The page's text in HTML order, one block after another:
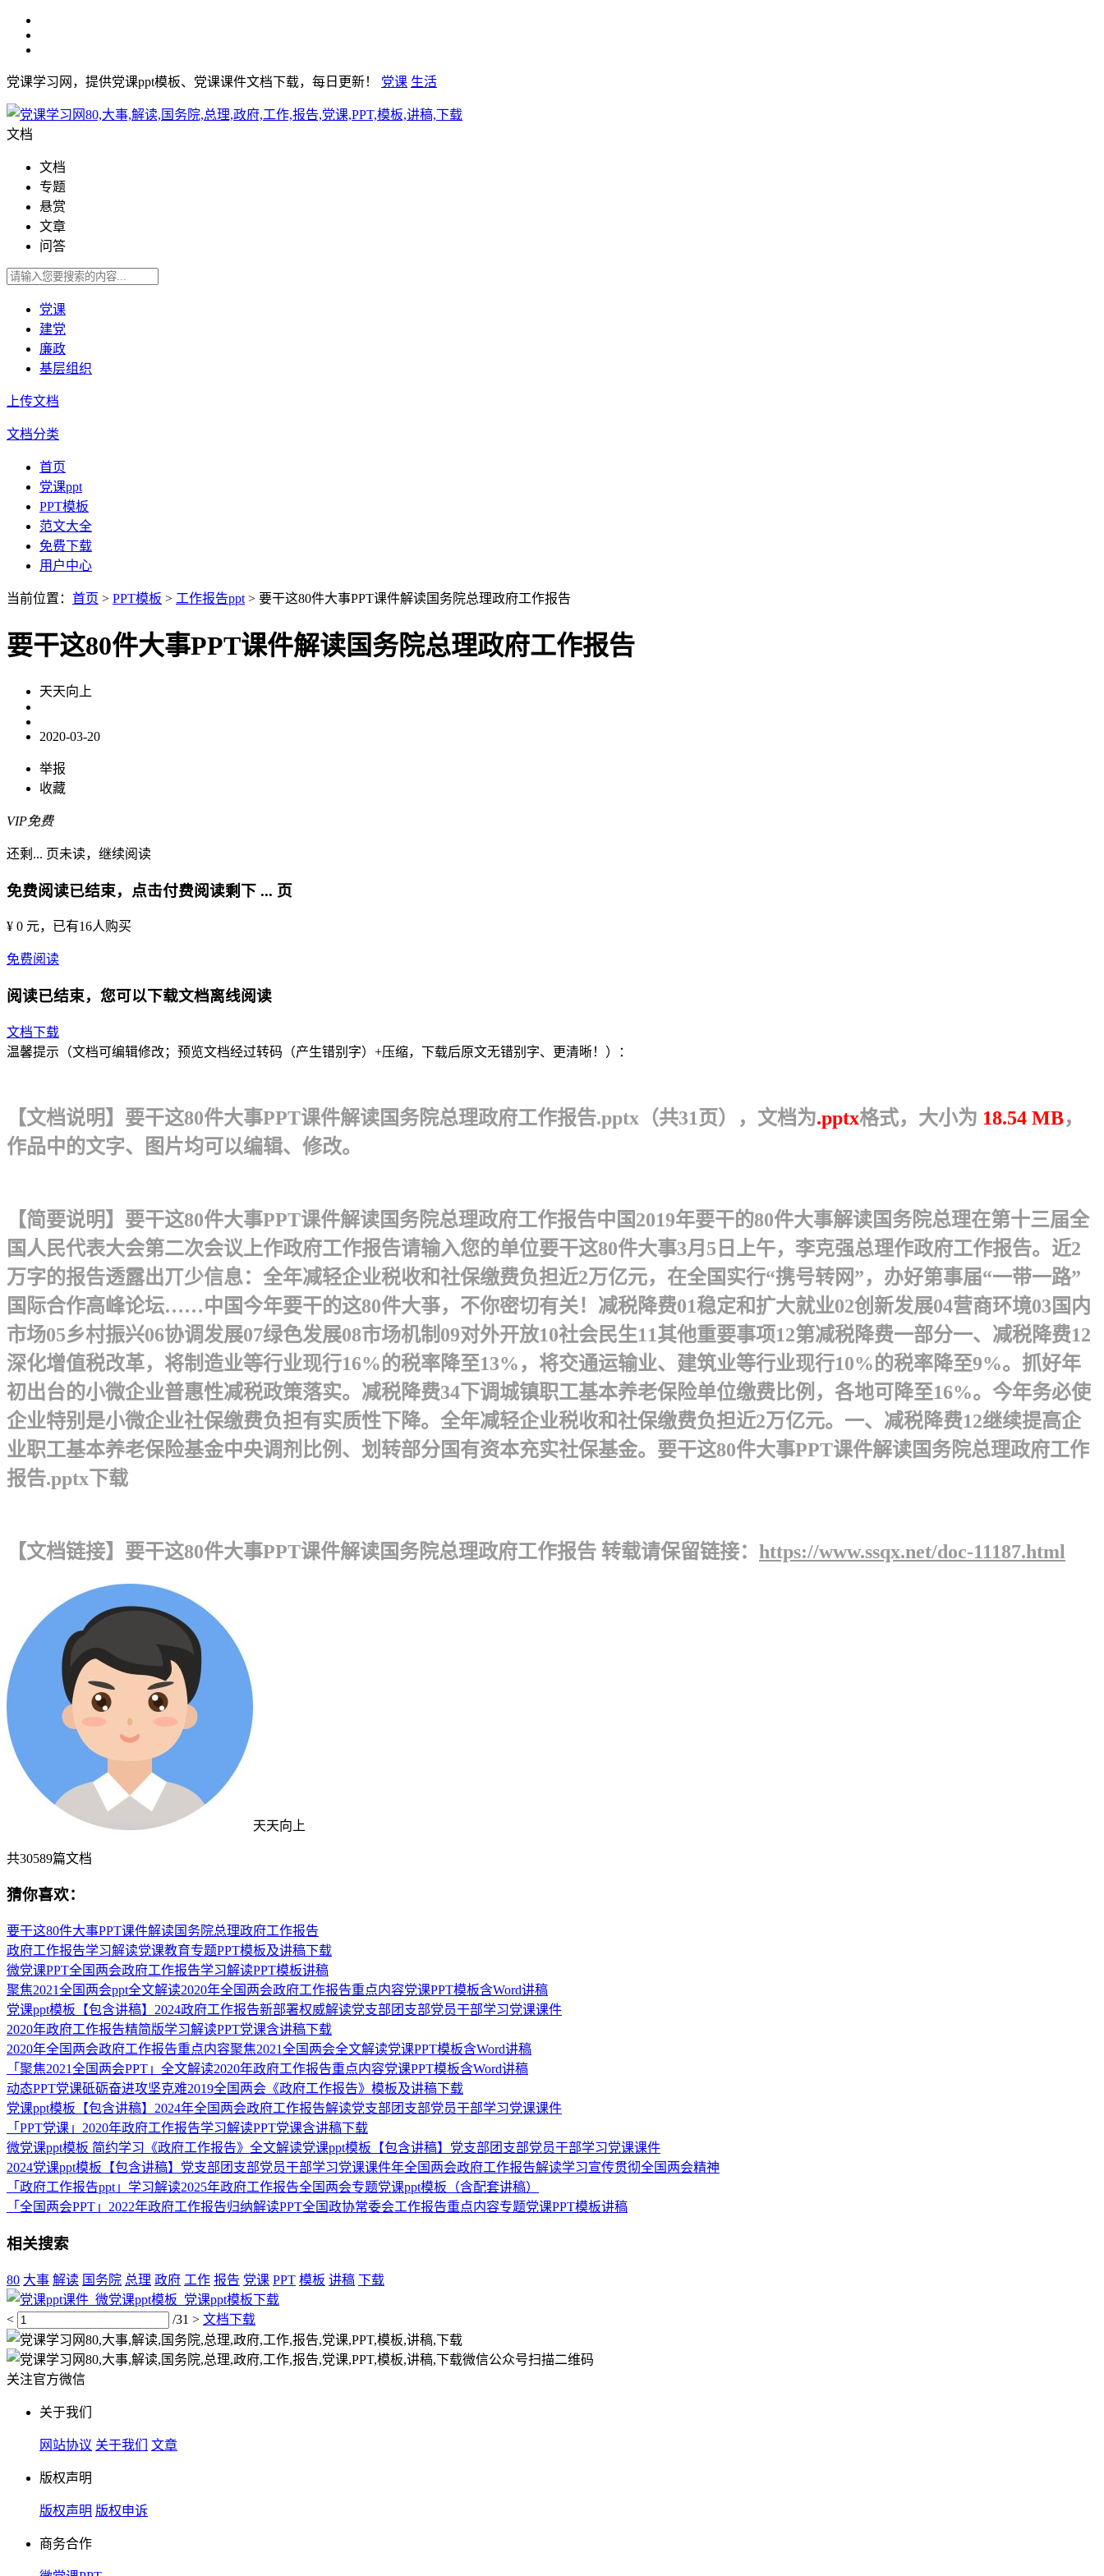
党课学习网，提供党课ppt模板、党课课件文档下载，每日更新！ 党课 生活
文档
文档
专题
悬赏
文章
问答
党课
建党
廉政
基层组织
上传文档
文档分类
首页
党课ppt
PPT模板
范文大全
免费下载
用户中心
当前位置： 首页 > PPT模板 > 工作报告ppt > 要干这80件大事PPT课件解读国务院总理政府工作报告
要干这80件大事PPT课件解读国务院总理政府工作报告
天天向上
2020-03-20
举报
收藏
VIP免费
还剩 ... 页未读， 继续阅读
免费阅读已结束，点击付费阅读剩下 ... 页
¥ 0 元，已有16人购买
免费阅读
阅读已结束，您可以下载文档离线阅读
文档下载
温馨提示（文档可编辑修改；预览文档经过转码（产生错别字）+压缩，下载后原文无错别字、更清晰！）：
【文档说明】要干这80件大事PPT课件解读国务院总理政府工作报告.pptx（共31页），文档为.pptx格式，大小为 18.54 MB，
作品中的文字、图片均可以编辑、修改。
【简要说明】要干这80件大事PPT课件解读国务院总理政府工作报告 中国2019年要干的80件大事解读国务院总理在第十三届全
国人民代表大会第二次会议上作政府工作报告请输入您的单位要干这80件大事 3月5日上午，李克强总理作政府工作报告。近2
万字的报告透露出丌少信息：全年减轻企业税收和社保缴费负担近2万亿元，在全国实行“携号转网”，办好第事届“一带一路”
国际合作高峰论坛……中国今年要干的这80件大亊，不你密切有关！ 减税降费01稳定和扩大就业02创新发展04营商环境03国内
市场05乡村振兴06协调发展07绿色发展08市场机制09对外开放10社会民生11其他重要事项12 第减税降费一部分 一、减税降费12
深化增值税改革，将制造业等行业现行16%的税率降至13%，将交通运输业、建筑业等行业现行10%的税率降至9%。抓好年
初出台的小微企业普惠性减税政策落实。减税降费34下调城镇职工基本养老保险单位缴费比例，各地可降至16%。今年务必使
企业特别是小微企业社保缴费负担有实质性下降。全年减轻企业税收和社保缴费负担近2万亿元。 一、减税降费12继续提高企
业职工基本养老保险基金中央调剂比例、划转部分国有资本充实社保基金。要干这80件大事PPT课件解读国务院总理政府工作
报告.pptx下载
【文档链接】要干这80件大事PPT课件解读国务院总理政府工作报告 转载请保留链接： https://www.ssqx.net/doc-11187.html
天天向上
共30589篇文档
猜你喜欢：
要干这80件大事PPT课件解读国务院总理政府工作报告
政府工作报告学习解读党课教育专题PPT模板及讲稿下载
微党课PPT全国两会政府工作报告学习解读PPT模板讲稿
聚焦2021全国两会ppt全文解读2020年全国两会政府工作报告重点内容党课PPT模板含Word讲稿
党课ppt模板【包含讲稿】2024政府工作报告新部署权威解读党支部团支部党员干部学习党课课件
2020年政府工作报告精简版学习解读PPT党课含讲稿下载
2020年全国两会政府工作报告重点内容聚焦2021全国两会全文解读党课PPT模板含Word讲稿
「聚焦2021全国两会PPT」全文解读2020年政府工作报告重点内容党课PPT模板含Word讲稿
动态PPT党课砥砺奋进攻坚克难2019全国两会《政府工作报告》模板及讲稿下载
党课ppt模板【包含讲稿】2024年全国两会政府工作报告解读党支部团支部党员干部学习党课课件
「PPT党课」2020年政府工作报告学习解读PPT党课含讲稿下载
微党课ppt模板 简约学习《政府工作报告》全文解读党课ppt模板【包含讲稿】党支部团支部党员干部学习党课课件
2024党课ppt模板【包含讲稿】党支部团支部党员干部学习党课课件年全国两会政府工作报告解读学习宣传贯彻全国两会精神
「政府工作报告ppt」学习解读2025年政府工作报告全国两会专题党课ppt模板（含配套讲稿）
「全国两会PPT」2022年政府工作报告归纳解读PPT全国政协常委会工作报告重点内容专题党课PPT模板讲稿
相关搜索
80 大事 解读 国务院 总理 政府 工作 报告 党课 PPT 模板 讲稿 下载
< /31 > 文档下载
扫描二维码
关注官方微信
关于我们
网站协议 关于我们 文章
版权声明
版权声明 版权申诉
商务合作